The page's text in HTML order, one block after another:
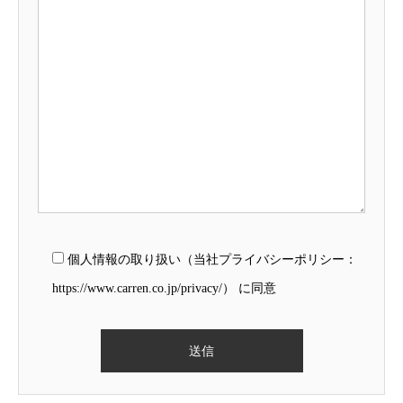
個人情報の取り扱い（当社プライバシーポリシー：
https://www.carren.co.jp/privacy/） に同意